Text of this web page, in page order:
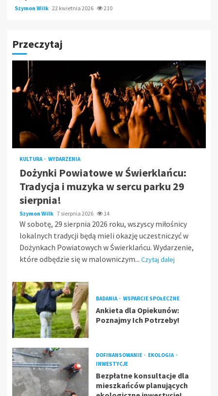
Szymon Wilk 22 kwietnia 2026 210
Przeczytaj
KULTURA WYDARZENIA
Dożynki Powiatowe w Świerklańcu:
Tradycja i muzyka w sercu parku 29
sierpnia!
Szymon Wilk 7 sierpnia 2026 14
W sobotę, 29 sierpnia 2026 roku, wszyscy miłośnicy
lokalnych tradycji będą mieli okazję uczestniczyć w
Dożynkach Powiatowych w Świerklańcu. Wydarzenie,
które odbędzie się w malowniczym... Czytaj dalej
BADANIA WSPARCIE SPOŁECZNE
Ankieta dla Opiekunów:
Poznajmy Ich Potrzeby!
DOFINANSOWANIE
EKOLOGIA
INWESTYCJE
Bezpłatne konsultacje dla
mieszkańców planujących